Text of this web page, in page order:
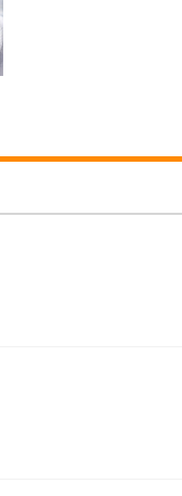
跳ね上げ式アームレス